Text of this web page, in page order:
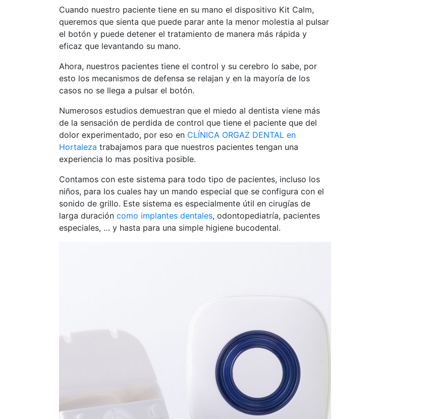
Cuando nuestro paciente tiene en su mano el dispositivo Kit Calm,
queremos que sienta que puede parar ante la menor molestia al pulsar
el botón y puede detener el tratamiento de manera más rápida y
eficaz que levantando su mano.
Ahora, nuestros pacientes tiene el control y su cerebro lo sabe, por
esto los mecanismos de defensa se relajan y en la mayoría de los
casos no se llega a pulsar el botón.
Numerosos estudios demuestran que el miedo al dentista viene más
de la sensación de perdida de control que tiene el paciente que del
dolor experimentado, por eso en CLÍNICA ORGAZ DENTAL en
Hortaleza trabajamos para que nuestros pacientes tengan una
experiencia lo mas positiva posible.
Contamos con este sistema para todo tipo de pacientes, incluso los
niños, para los cuales hay un mando especial que se configura con el
sonido de grillo. Este sistema es especialmente útil en cirugías de
larga duración como implantes dentales, odontopediatría, pacientes
especiales, … y hasta para una simple higiene bucodental.